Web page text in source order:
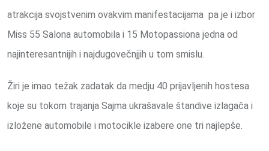
atrakcija svojstvenim ovakvim manifestacijama pa je i izbor
Miss 55 Salona automobila i 15 Motopassiona jedna od
najinteresantnijih i najdugovečnjjih u tom smislu.
Žiri je imao težak zadatak da medju 40 prijavljenih hostesa
koje su tokom trajanja Sajma ukrašavale štandive izlagača i
izložene automobile i motocikle izabere one tri najlepše.